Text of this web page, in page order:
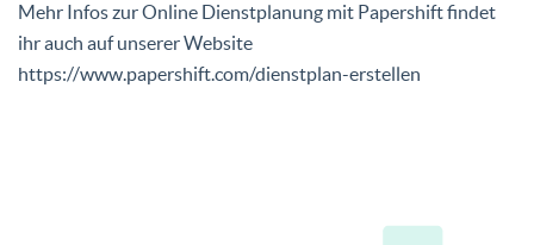
Mehr Infos zur Online Dienstplanung mit Papershift findet
ihr auch auf unserer Website
https://www.papershift.com/dienstplan-erstellen